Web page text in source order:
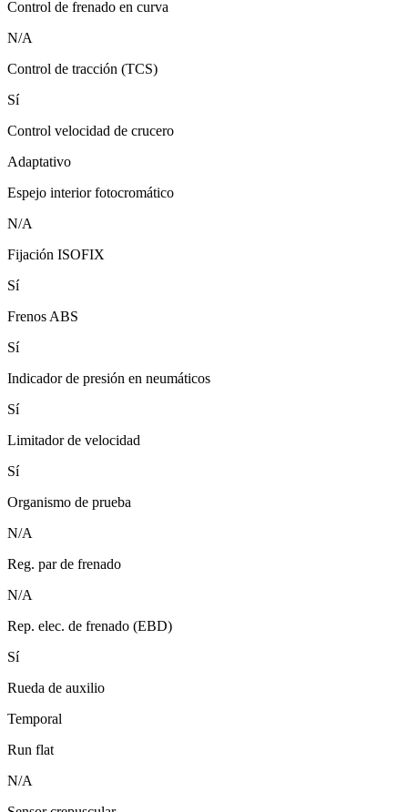
Control de frenado en curva
N/A
Control de tracción (TCS)
Sí
Control velocidad de crucero
Adaptativo
Espejo interior fotocromático
N/A
Fijación ISOFIX
Sí
Frenos ABS
Sí
Indicador de presión en neumáticos
Sí
Limitador de velocidad
Sí
Organismo de prueba
N/A
Reg. par de frenado
N/A
Rep. elec. de frenado (EBD)
Sí
Rueda de auxilio
Temporal
Run flat
N/A